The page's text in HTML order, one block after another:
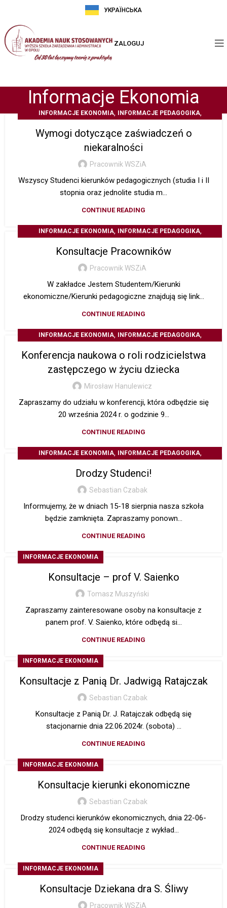
УКРАЇНСЬКА
ZALOGUJ
Informacje Ekonomia
INFORMACJE EKONOMIA, INFORMACJE PEDAGOGIKA,
Wymogi dotyczące zaświadczeń o
niekaralności
Pracownik WSZiA
Wszyscy Studenci kierunków pedagogicznych (studia I i II
stopnia oraz jednolite studia m...
CONTINUE READING
INFORMACJE EKONOMIA, INFORMACJE PEDAGOGIKA,
Konsultacje Pracowników
Pracownik WSZiA
W zakładce Jestem Studentem/Kierunki
ekonomiczne/Kierunki pedagogiczne znajdują się link...
CONTINUE READING
INFORMACJE EKONOMIA, INFORMACJE PEDAGOGIKA,
OGŁOSZENIA STUDENCKIE ,Z ŻYCIA UCZELNI
Konferencja naukowa o roli rodzicielstwa
zastępczego w życiu dziecka
Mirosław Hanulewicz
Zapraszamy do udziału w konferencji, która odbędzie się
20 września 2024 r. o godzinie 9...
CONTINUE READING
INFORMACJE EKONOMIA, INFORMACJE PEDAGOGIKA,
Drodzy Studenci!
Sebastian Czabak
Informujemy, że w dniach 15-18 sierpnia nasza szkoła
będzie zamknięta. Zapraszamy ponown...
CONTINUE READING
INFORMACJE EKONOMIA
Konsultacje – prof V. Saienko
Tomasz Muszyński
Zapraszamy zainteresowane osoby na konsultacje z
panem prof. V. Saienko, które odbędą si...
CONTINUE READING
INFORMACJE EKONOMIA
Konsultacje z Panią Dr. Jadwigą Ratajczak
Sebastian Czabak
Konsultacje z Panią Dr. J. Ratajczak odbędą się
stacjonarnie dnia 22.06.2024r. (sobota) ...
CONTINUE READING
INFORMACJE EKONOMIA
Konsultacje kierunki ekonomiczne
Sebastian Czabak
Drodzy studenci kierunków ekonomicznych, dnia 22-06-
2024 odbędą się konsultacje z wykład...
CONTINUE READING
INFORMACJE EKONOMIA
Konsultacje Dziekana dra S. Śliwy
Pracownik WSZiA